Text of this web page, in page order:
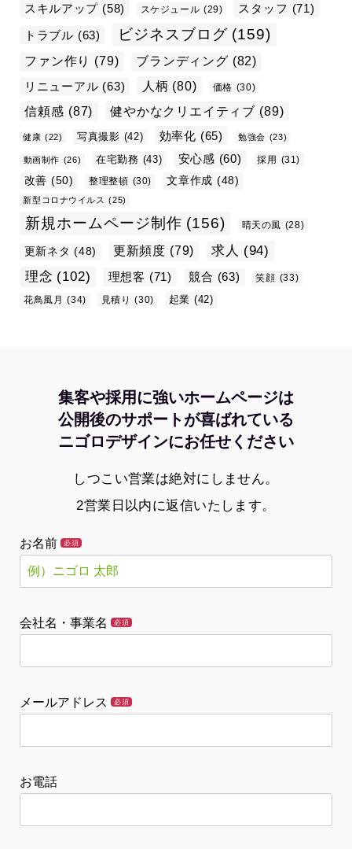
スキルアップ (58) スケジュール (29) スタッフ (71)
トラブル (63) ビジネスブログ (159)
ファン作り (79) ブランディング (82)
リニューアル (63) 人柄 (80) 価格 (30)
信頼感 (87) 健やかなクリエイティブ (89)
健康 (22) 写真撮影 (42) 効率化 (65) 勉強会 (23)
動画制作 (26) 在宅勤務 (43) 安心感 (60) 採用 (31)
改善 (50) 整理整頓 (30) 文章作成 (48)
新型コロナウイルス (25)
新規ホームページ制作 (156) 晴天の風 (28)
更新ネタ (48) 更新頻度 (79) 求人 (94)
理念 (102) 理想客 (71) 競合 (63) 笑顔 (33)
花鳥風月
(34) 見積り (30) 起業 (42)
集客や採用に強いホームページは
公開後のサポートが喜ばれている
ニゴロデザインにお任せください
しつこい営業は絶対にしません。
2営業日以内に返信いたします。
お名前 必須
会社名・事業名 必須
メールアドレス 必須
お電話